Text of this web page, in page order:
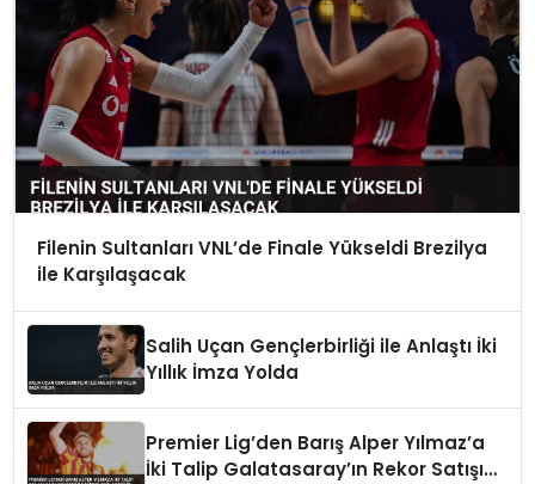
Filenin Sultanları VNL’de Finale Yükseldi Brezilya
ile Karşılaşacak
Salih Uçan Gençlerbirliği ile Anlaştı İki
Yıllık İmza Yolda
Premier Lig’den Barış Alper Yılmaz’a
İki Talip Galatasaray’ın Rekor Satışını